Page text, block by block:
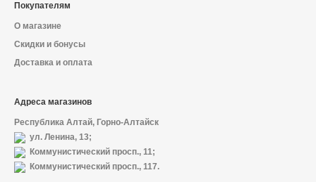
Покупателям
О магазине
Скидки и бонусы
Доставка и оплата
Адреса магазинов
Республика Алтай, Горно-Алтайск
ул. Ленина, 13;
Коммунистический просп., 11;
Коммунистический просп., 117.